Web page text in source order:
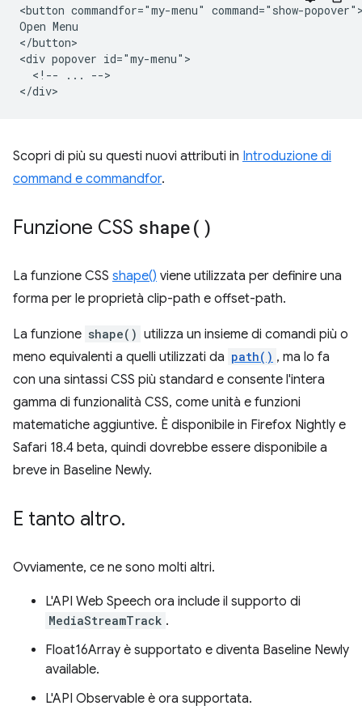
<button commandfor="my-menu" command="show-
Open Menu
</button>
<div popover id="my-menu">
  <!-- ... -->
Scopri di più su questi nuovi attributi in Introduzione di
command e commandfor.
Funzione CSS shape( )
La funzione CSS shape() viene utilizzata per definire una
forma per le proprietà clip-path e offset-path.
La funzione shape() utilizza un insieme di comandi più o
meno equivalenti a quelli utilizzati da path() , ma lo fa
con una sintassi CSS più standard e consente l'intera
gamma di funzionalità CSS, come unità e funzioni
matematiche aggiuntive. È disponibile in Firefox Nightly e
Safari 18.4 beta, quindi dovrebbe essere disponibile a
breve in Baseline Newly.
E tanto altro.
Ovviamente, ce ne sono molti altri.
L'API Web Speech ora include il supporto di
MediaStreamTrack .
Float16Array è supportato e diventa Baseline Newly
available.
L'API Observable è ora supportata.